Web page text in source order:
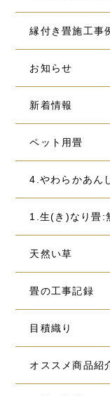
縁付き畳施工事
お知らせ
新着情報
ペット用畳
4.やわらかあん
1.生(き)なり畳:
天然い草
畳の工事記録
目積織り
オススメ商品紹